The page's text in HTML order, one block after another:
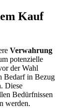
Kauf
Verwahrung
potenzielle
der Wahl
Bedarf in Bezug
Diese
Bedürfnissen
werden.